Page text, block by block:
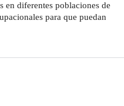
en diferentes poblaciones de
para que puedan